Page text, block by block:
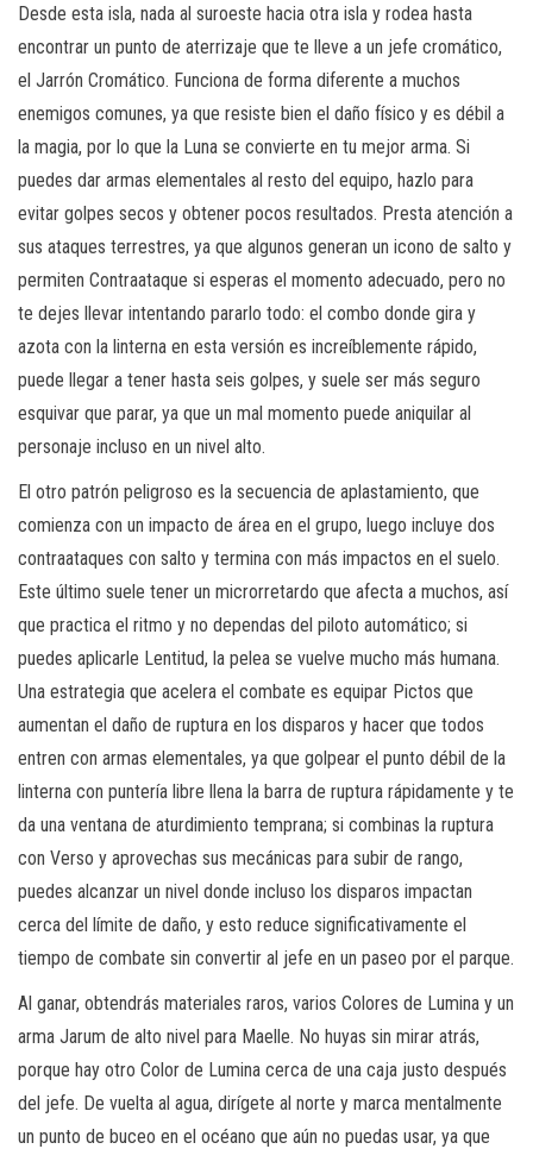
Desde esta isla, nada al suroeste hacia otra isla y rodea hasta
encontrar un punto de aterrizaje que te lleve a un jefe cromático,
el Jarrón Cromático. Funciona de forma diferente a muchos
enemigos comunes, ya que resiste bien el daño físico y es débil a
la magia, por lo que la Luna se convierte en tu mejor arma. Si
puedes dar armas elementales al resto del equipo, hazlo para
evitar golpes secos y obtener pocos resultados. Presta atención a
sus ataques terrestres, ya que algunos generan un icono de salto y
permiten Contraataque si esperas el momento adecuado, pero no
te dejes llevar intentando pararlo todo: el combo donde gira y
azota con la linterna en esta versión es increíblemente rápido,
puede llegar a tener hasta seis golpes, y suele ser más seguro
esquivar que parar, ya que un mal momento puede aniquilar al
personaje incluso en un nivel alto.
El otro patrón peligroso es la secuencia de aplastamiento, que
comienza con un impacto de área en el grupo, luego incluye dos
contraataques con salto y termina con más impactos en el suelo.
Este último suele tener un microrretardo que afecta a muchos, así
que practica el ritmo y no dependas del piloto automático; si
puedes aplicarle Lentitud, la pelea se vuelve mucho más humana.
Una estrategia que acelera el combate es equipar Pictos que
aumentan el daño de ruptura en los disparos y hacer que todos
entren con armas elementales, ya que golpear el punto débil de la
linterna con puntería libre llena la barra de ruptura rápidamente y te
da una ventana de aturdimiento temprana; si combinas la ruptura
con Verso y aprovechas sus mecánicas para subir de rango,
puedes alcanzar un nivel donde incluso los disparos impactan
cerca del límite de daño, y esto reduce significativamente el
tiempo de combate sin convertir al jefe en un paseo por el parque.
Al ganar, obtendrás materiales raros, varios Colores de Lumina y un
arma Jarum de alto nivel para Maelle. No huyas sin mirar atrás,
porque hay otro Color de Lumina cerca de una caja justo después
del jefe. De vuelta al agua, dirígete al norte y marca mentalmente
un punto de buceo en el océano que aún no puedas usar, ya que